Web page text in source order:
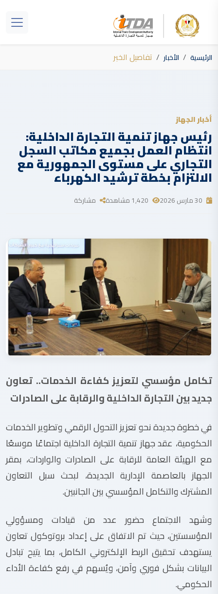
الرئيسية الأخبار تفاصيل الخبر
أخبار الجهاز
رئيس جهاز تنمية التجارة الداخلية:
انتظام العمل بجميع مكاتب السجل
التجاري على مستوى الجمهورية مع
الالتزام بخطة ترشيد الكهرباء
30 مارس 2026 1,420 مشاهدة مشاركة
تكامل مؤسسي لتعزيز كفاءة الخدمات.. تعاون
جديد بين التجارة الداخلية والرقابة على الصادرات
في خطوة جديدة نحو تعزيز التحول الرقمي وتطوير الخدمات
الحكومية، عقد جهاز تنمية التجارة الداخلية اجتماعًا موسعًا
مع الهيئة العامة للرقابة على الصادرات والواردات، بمقر
الجهاز بالعاصمة الإدارية الجديدة، لبحث سبل التعاون
المشترك والتكامل المؤسسي بين الجانبين.
وشهد الاجتماع حضور عدد من قيادات ومسؤولي
المؤسستين، حيث تم الاتفاق على إعداد بروتوكول تعاون
يستهدف تحقيق الربط الإلكتروني الكامل، بما يتيح تبادل
البيانات بشكل فوري وآمن، ويُسهم في رفع كفاءة الأداء
الحكومي.